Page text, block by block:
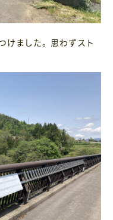
けました。思わずスト